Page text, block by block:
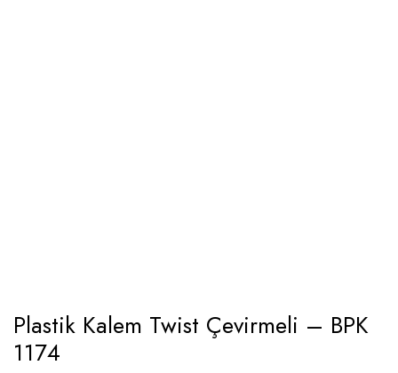
Plastik Kalem Twist Çevirmeli – BPK
1174